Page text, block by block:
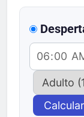
Calcular